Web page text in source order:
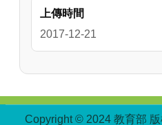
上傳時間
2017-12-21
Copyright © 2024 教育部